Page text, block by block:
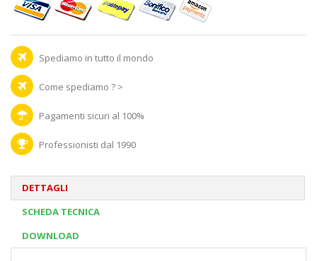
Spediamo in tutto il mondo
Come spediamo ? >
Pagamenti sicuri al 100%
Professionisti dal 1990
DETTAGLI
SCHEDA TECNICA
DOWNLOAD